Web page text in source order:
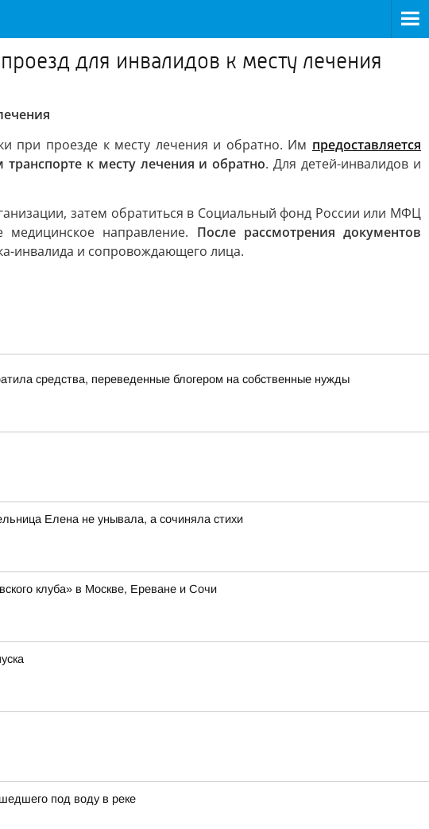
для инвалидов к месту лечения
при проезде к месту лечения и обратно. Им предоставляется
к месту лечения и обратно. Для детей-инвалидов и
затем обратиться в Социальный фонд России или МФЦ
направление. После рассмотрения документов
инвалида и сопровождающего лица.
средства, переведенные блогером на собственные нужды
Елена не унывала, а сочиняла стихи
клуба» в Москве, Ереване и Сочи
под воду в реке